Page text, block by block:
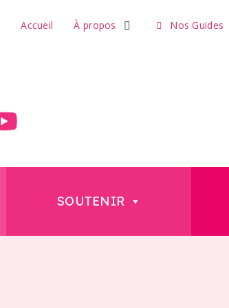
Accueil À propos Nos Guides
SOUTENIR